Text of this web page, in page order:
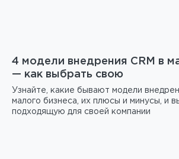
4 модели внедрения CRM в
— как выбрать свою
Узнайте, какие бывают модели
малого бизнеса, их плюсы и минусы, и
подходящую для своей компании